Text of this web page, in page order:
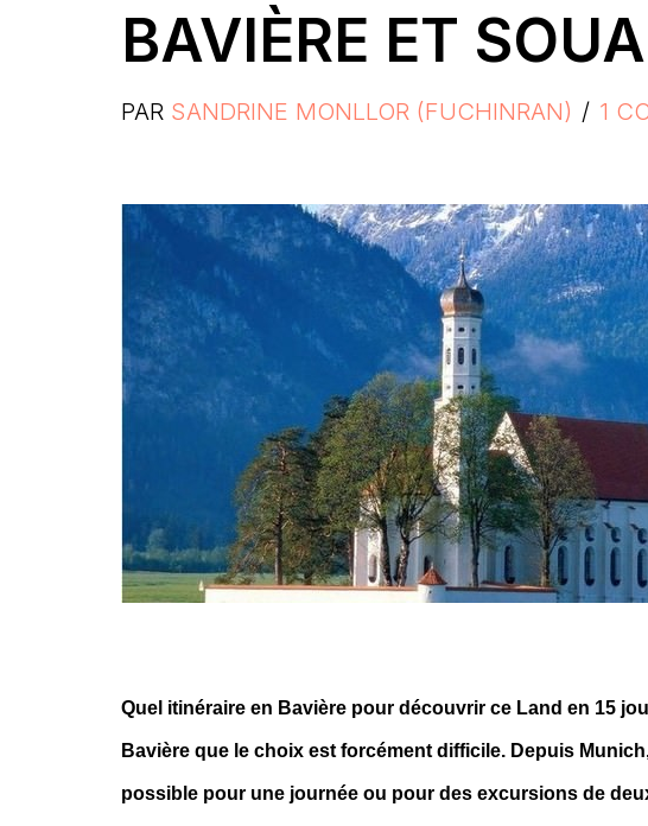
BAVIÈRE ET
PAR SANDRINE MONLLOR (FUCHINRAN) 1
Quel itinéraire en Bavière pour découvrir ce Land en 15
Bavière que le choix est forcément difficile. Depuis
possible pour une journée ou pour des excursions de